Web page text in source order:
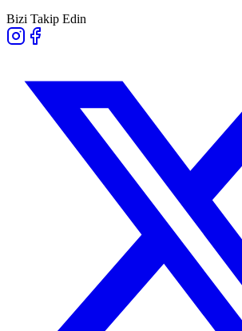
Bizi Takip Edin